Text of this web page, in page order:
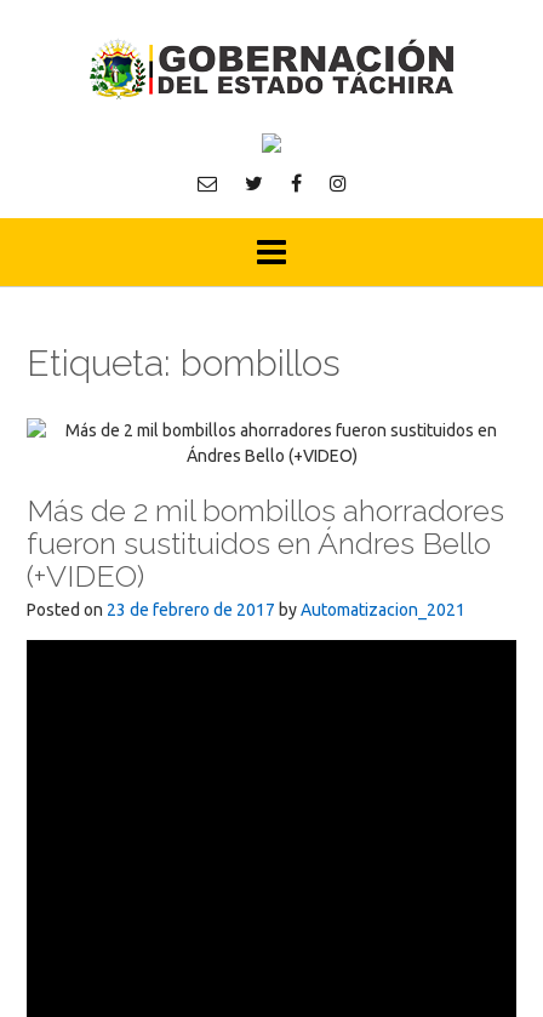
Etiqueta: bombillos
Más de 2 mil bombillos ahorradores
fueron sustituidos en Ándres Bello
(+VIDEO)
Posted on 23 de febrero de 2017 byAutomatizacion_2021